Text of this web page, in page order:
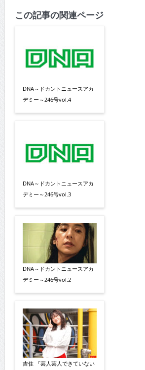
この記事の関連ページ
DNA～ドカントニュースアカ
デミー～246号vol.4
DNA～ドカントニュースアカ
デミー～246号vol.3
DNA～ドカントニュースアカ
デミー～246号vol.2
吉住 『芸人芸人できていない